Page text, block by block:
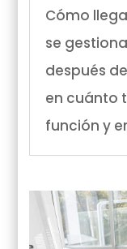
Cómo
se
después
en cuánto
función y